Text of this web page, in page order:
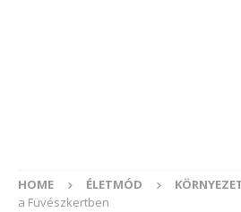
HOME ÉLETMÓD
a Füvészkertben